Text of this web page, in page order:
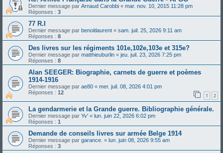
Dernier message par Arnaud Carobbi « mar. nov. 10, 2015 11:28 pm
Réponses : 3
77 R.I
Dernier message par benoitlaurent « sam. juil. 25, 2026 9:11 am
Réponses : 8
Des livres sur les régiments 101e,102e,103e et 315e?
Dernier message par matthieuburlin « jeu. juil. 23, 2026 7:25 pm
Réponses : 8
Alan SEEGER: Biographie, carnets de guerre et poèmes
1914-1916
Dernier message par ae80 « mer. juil. 08, 2026 4:01 pm
Réponses : 12 1 2
La gendarmerie et la Grande guerre. Bibliographie générale.
Dernier message par Yv' « lun. juin 22, 2026 6:02 pm
Réponses : 1
Demande de conseils livres sur armée Belge 1914
Dernier message par garance. « lun. juin 08, 2026 9:55 am
Réponses : 3